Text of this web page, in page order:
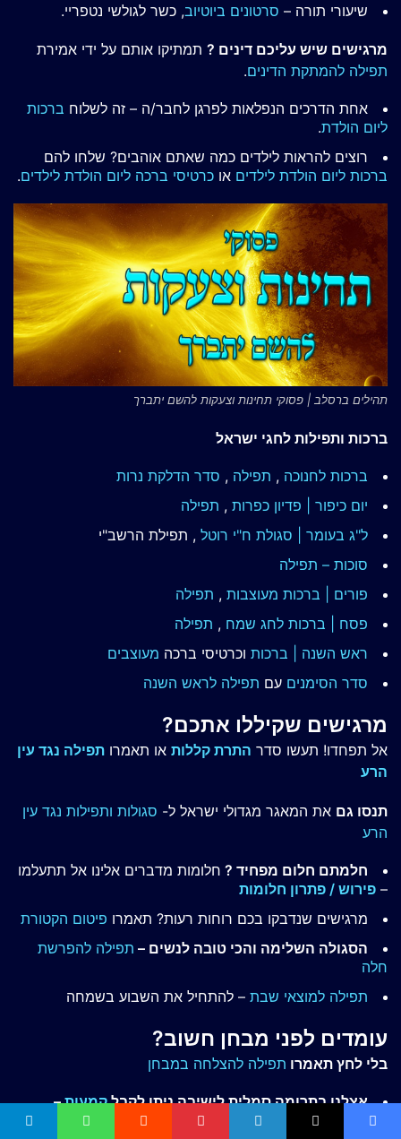
שיעורי תורה – סרטונים ביוטיוב, כשר לגולשי נטפריי.
מרגישים שיש עליכם דינים ? תמתיקו אותם על ידי אמירת
תפילה להמתקת הדינים.
אחת הדרכים הנפלאות לפרגן לחבר/ה – זה לשלוח ברכות
ליום הולדת.
רוצים להראות לילדים כמה שאתם אוהבים? שלחו להם
ברכות ליום הולדת לילדים או כרטיסי ברכה ליום הולדת לילדים.
תהילים ברסלב | פסוקי תחינות וצעקות להשם יתברך
ברכות ותפילות לחגי ישראל
ברכות לחנוכה , תפילה , סדר הדלקת נרות
יום כיפור | פדיון כפרות , תפילה
ל"ג בעומר | סגולת ח"י רוטל , תפילת הרשב"י
סוכות – תפילה
פורים | ברכות מעוצבות , תפילה
פסח | ברכות לחג שמח , תפילה
ראש השנה | ברכות וכרטיסי ברכה מעוצבים
סדר הסימנים עם תפילה לראש השנה
מרגישים שקיללו אתכם?
אל תפחדו! תעשו סדר התרת קללות או תאמרו תפילה נגד עין
הרע
תנסו גם את המאגר מגדולי ישראל ל- סגולות ותפילות נגד עין
הרע
חלמתם חלום מפחיד ? חלומות מדברים אלינו אל תתעלמו
– פירוש / פתרון חלומות
מרגישים שנדבקו בכם רוחות רעות? תאמרו פיטום הקטורת
הסגולה השלימה והכי טובה לנשים – תפילה להפרשת
חלה
תפילה למוצאי שבת – להתחיל את השבוע בשמחה
עומדים לפני מבחן חשוב?
בלי לחץ תאמרו תפילה להצלחה במבחן
אצלנו בתרומה סמלית לישיבה ניתן לקבלקמעות–
בהתאמה אישית!